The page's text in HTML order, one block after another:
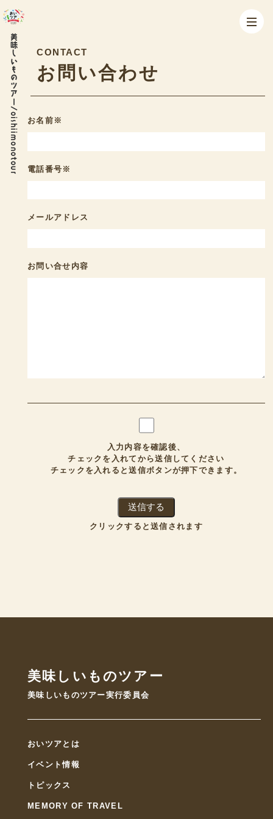
美味しいものツアー/oishiimonotour CONTACT
お問い合わせ
お名前※
電話番号※
メールアドレス
お問い合せ内容
入力内容を確認後、
チェックを入れてから送信してください
チェックを入れると送信ボタンが押下できます。
クリックすると送信されます
美味しいものツアー
美味しいものツアー実行委員会
おいツアとは
イベント情報
トピックス
MEMORY OF TRAVEL